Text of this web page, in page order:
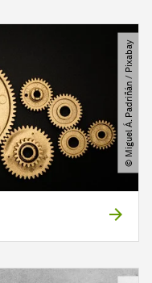
© Miguel Á. Padriñán ​/​ Pixabay